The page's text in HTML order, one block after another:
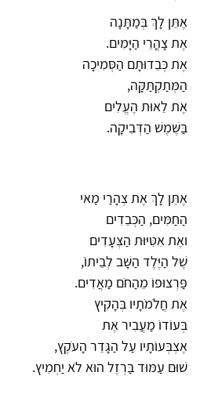
אֶתֵּן לָךְ בְּמַתָּנָה
אֶת צָהֳרֵי הַיָּמִים.
אֶת כְּבֵדוּתָם הַסְּמִיכָה
הַמְּתַקְתַּקָּה,
אֶת לֵאוּת הֶעֱלִים
בַּשֶּׁמֶשׁ הַדְּבִיקָה.
אֶתֵּן לָךְ אֶת צְהָרַי מַאי
הַחַמִּים, הַכְּבֵדִים
ואֶת אִטִּיּוּת הַצְּעָדִים
שֶׁל הַיֶּלֶד הַשָּׁב לְבֵיתוֹֹ,
פַּרְצוּפוֹ מֵהַחֹם מַאֲדִים.
אֶת חֲלֹמֹתָיו בְּהָקִיץ
בְּעוֹדוֹ מַעֲבִיר אֶת
אֶצְבְּעוֹתָיו עַל הַגָּדֵר הָעֹקֶץ,
שׁוּם עַמּוּד בַּרְזֶל הוּא לֹא יַחְמִיץ.